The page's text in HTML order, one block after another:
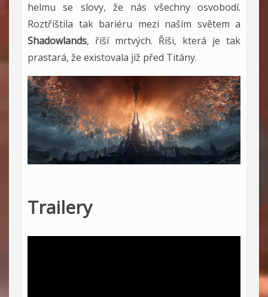
helmu se slovy, že nás všechny osvobodí.
Roztříštila tak bariéru mezi naším světem a
Shadowlands, říší mrtvých. Říši, která je tak
prastará, že existovala již před Titány.
Trailery